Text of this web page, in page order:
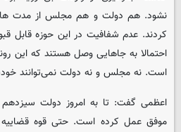
نشود. هم دولت و هم مجلس از مدت ها
کردند. عدم شفافیت در این حوزه
احتمالا به جاهایی وصل هستند که این
است. نه مجلس و نه دولت نمی‌توانند
اعظمی گفت: تا به امروز دولت
موفق عمل کرده است. حتی قوه